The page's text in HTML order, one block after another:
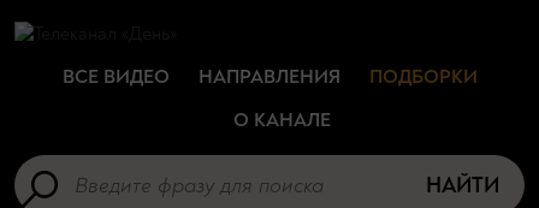
ВСЕ ВИДЕО НАПРАВЛЕНИЯ
ПОДБОРКИ
О КАНАЛЕ
НАЙТИ